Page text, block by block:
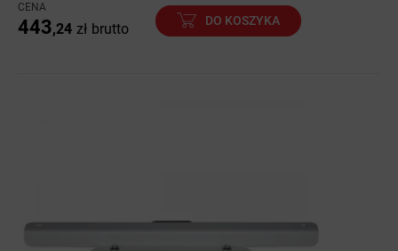
CENA
443,24 zł brutto
DO KOSZYKA